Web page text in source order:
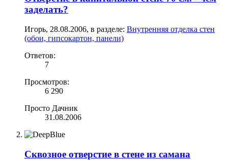
заделать?
Игорь, 28.08.2006, в разделе: Внутренняя отделка стен
(обои, гипсокартон, панели)
Ответов:
7
Просмотров:
6 290
Просто Дачник
31.08.2006
Сквозное отверстие в стене из самана